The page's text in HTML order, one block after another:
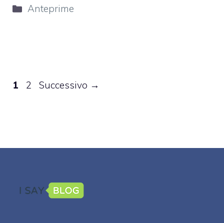
Categorie
Anteprime
Pagina
1 Pagina
2 Successivo →